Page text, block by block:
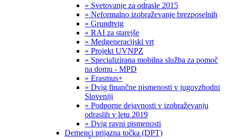
» Svetovanje za odrasle 2015
» Neformalno izobraževanje brezposelnih
» Grundtvig
» RAI za starejše
» Medgeneracijski vrt
» Projekt UVNPZ
» Specializirana mobilna služba za pomoč
na domu - MPD
» Erasmus+
» Dvig finančne pismenosti v jugovzhodni
Sloveniji
» Podporne dejavnosti v izobraževanju
odraslih v letu 2019
» Dvig ravni pismenosti
Demenci prijazna točka (DPT)